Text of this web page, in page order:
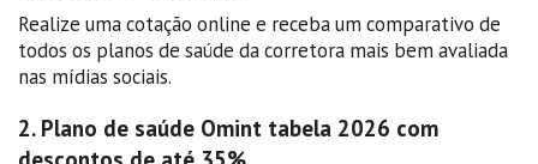
Realize uma cotação online e receba um comparativo de
todos os planos de saúde da corretora mais bem avaliada
nas mídias sociais.
2. Plano de saúde Omint tabela 2026 com